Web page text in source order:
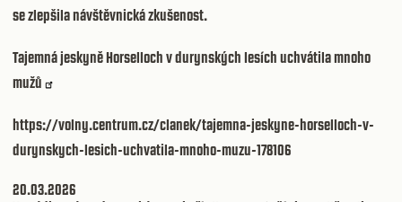
se zlepšila návštěvnická zkušenost.
Tajemná jeskyně Horselloch v durynských lesích uchvátila mnoho
mužů
https://volny.centrum.cz/clanek/tajemna-jeskyne-horselloch-v-
durynskych-lesich-uchvatila-mnoho-muzu-178106
20.03.2026